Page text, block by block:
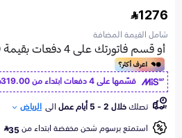
1276
شامل القيمة المضافة
قسّمها على 4 دفعات ابتداء من
319.00
تصلكخلال 2 - 5 أيام عمل الى الرياض
استمتع برسوم شحن مخفضة ابتداء من35